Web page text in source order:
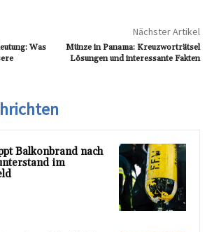
Was
Nächster Artikel
Münze in Panama: Kreuzworträtsel
Lösungen und interessante Fakten
Balkonbrand nach
im